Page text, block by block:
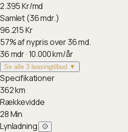
2.395Kr/md
Samlet (36 mdr.)
96.215Kr
57%af nypris over 36 md.
36mdr ·10.000km/år
Se alle 3 leasingtilbud ▼
Specifikationer
362km
Rækkevidde
28Min
Lynladning